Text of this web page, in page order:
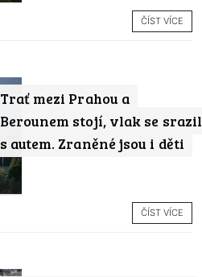
ČÍST VÍCE
Trať mezi Prahou a
Berounem stojí, vlak se srazil
s autem. Zraněné jsou i děti
ČÍST VÍCE